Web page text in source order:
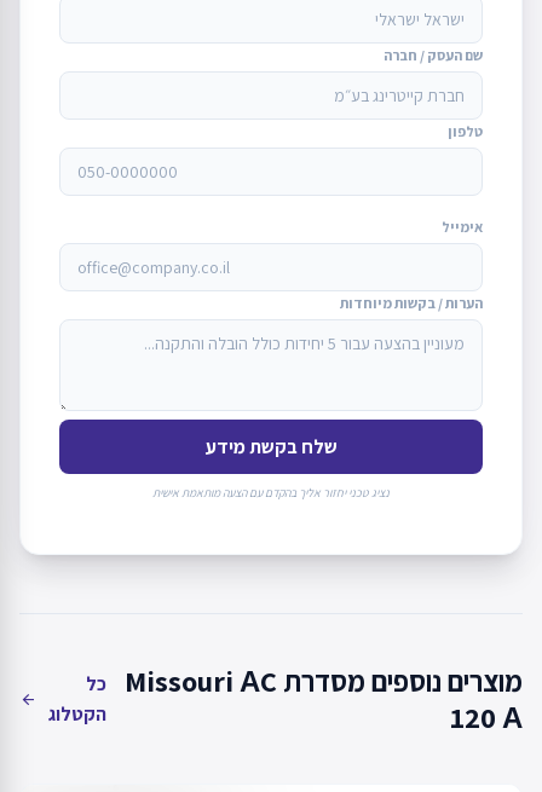
שם העסק / חברה
טלפון
אימייל
הערות / בקשות מיוחדות
שלח בקשת מידע
נציג טכני יחזור אליך בהקדם עם הצעה מותאמת אישית
מוצרים נוספים מסדרת Missouri АC
120 А
כל
הקטלוג
arrow_back